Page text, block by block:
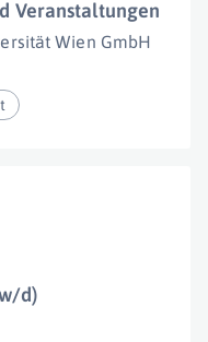
Veranstaltungen
Wien GmbH
d)